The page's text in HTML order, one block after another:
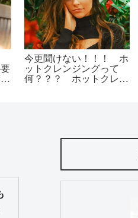
今更聞けない！！！ ホ
ットクレンジングって
何？？？ ホットクレン